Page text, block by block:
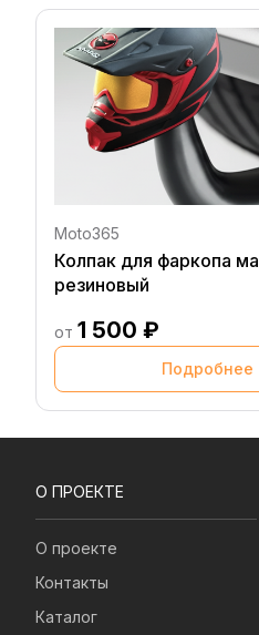
Moto365
Колпак для фаркопа
резиновый
от 1 500 ₽
Подробнее
О ПРОЕКТЕ
О проекте
Контакты
Каталог